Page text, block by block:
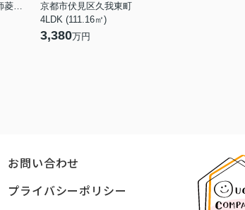
京都市伏見区羽束師菱川町
京都市伏見区久我東町
4LDK (111.16㎡)
3,380万円
お問い合わせ
プライバシーポリシー